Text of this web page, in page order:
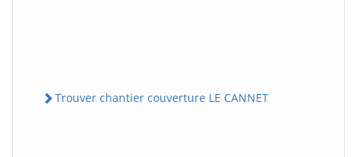
Trouver chantier couverture LE CANNET